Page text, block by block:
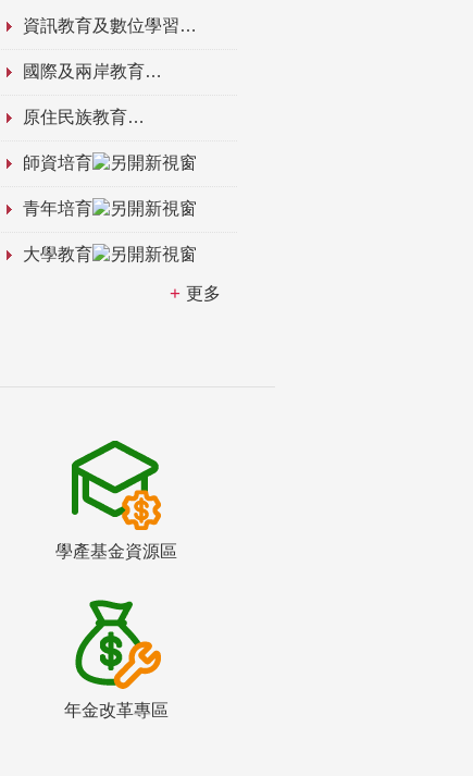
資訊教育及數位學習
國際及兩岸教育
原住民族教育
師資培育
青年培育
大學教育
更多
學產基金資源區
年金改革專區